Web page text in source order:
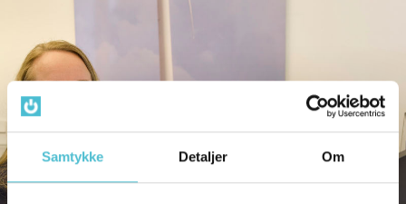
Samtykke Detaljer Om